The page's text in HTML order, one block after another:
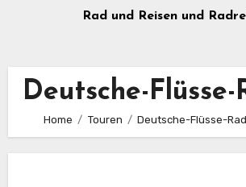
Rad und Reisen und
Deutsche-
Home Touren Deutsche-Flüsse-